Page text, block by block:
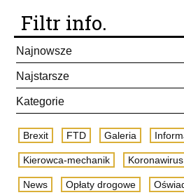
Filtr info.
Najnowsze
Najstarsze
Kategorie
Brexit FTD Galeria
Kierowca-mechanik Koronawirus
News Opłaty drogowe